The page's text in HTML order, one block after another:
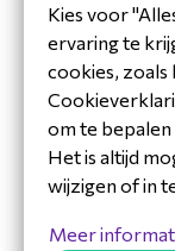
Mail
Antwoord
Bel ons
Beschikbaar
Bel ons
Locatie
AV-vraag?
Bel één van
Support:
Bel ons
Kies voor
ervaring te
cookies, zoals
om te
Het is altijd
wijzigen of in
Meer